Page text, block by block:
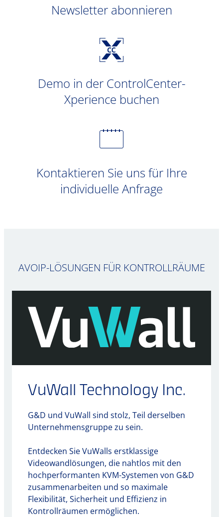
Newsletter abonnieren
Demo in der ControlCenter-
Xperience buchen
Kontaktieren Sie uns für Ihre
individuelle Anfrage
AVOIP-LÖSUNGEN FÜR KONTROLLRÄUME
VuWall Technology Inc.
G&D und VuWall sind stolz, Teil derselben
Unternehmensgruppe zu sein.
Entdecken Sie VuWalls erstklassige
Videowandlösungen, die nahtlos mit den
hochperformanten KVM-Systemen von G&D
zusammenarbeiten und so maximale
Flexibilität, Sicherheit und Effizienz in
Kontrollräumen ermöglichen.